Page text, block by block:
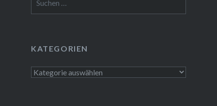
nach:
KATEGORIEN
Kategorien